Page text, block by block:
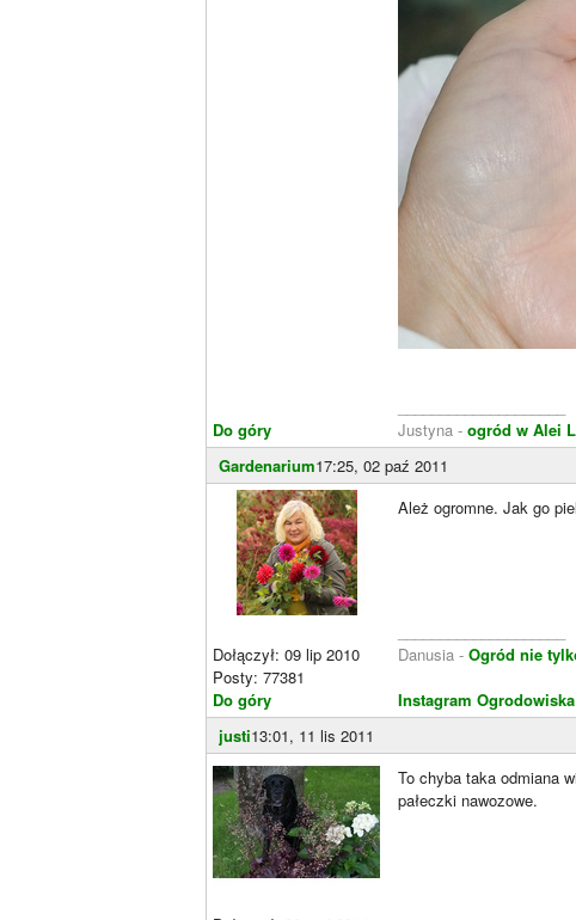
Do góry
Justyna - ogród w Alei
Gardenarium17:25, 02 paź 2011
Dołączył: 09 lip 2010
Posty: 77381
Do góry
Ależ ogromne. Jak go
Danusia - Ogród nie
Instagram Ogrodowiska
justi13:01, 11 lis 2011
To chyba taka odmiana
pałeczki nawozowe.